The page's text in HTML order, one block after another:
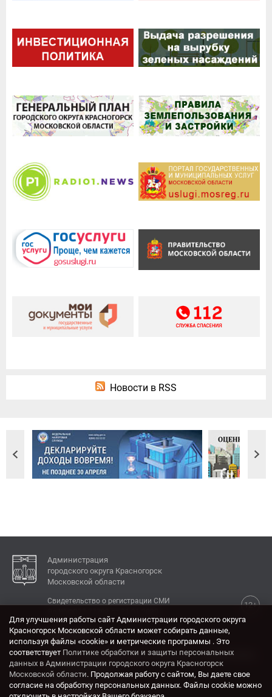
Новости в RSS
Администрация
городского округа Красногорск
Московской области
12+
Свидетельство о регистрации СМИ
КОНТАКТЫ
Адрес: 143404, Московская область, г. Красногорск,
ул. Ленина, дом 4.
Электронная почта:
krasrn@mosreg.ru
Для улучшения работы сайт Администрации городского округа
Красногорск Московской области может собирать данные,
используя файлы «cookie» и метрические программы . Это
соответствует Политике обработки и защиты персональных
данных в Администрации городского округа Красногорск
Московской области. Продолжая работу с сайтом, Вы даете свое
согласие на обработку персональных данных. Файлы cookie можно